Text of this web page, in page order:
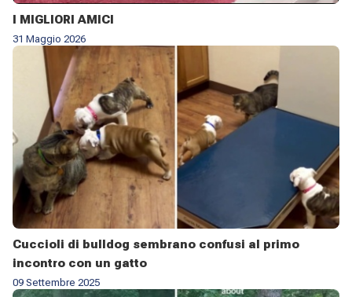
I MIGLIORI AMICI
31 Maggio 2026
Cuccioli di bulldog sembrano confusi al primo
incontro con un gatto
09 Settembre 2025